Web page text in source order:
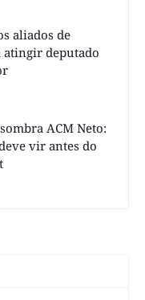
aliados de
atingir deputado
ACM Neto:
vir antes do